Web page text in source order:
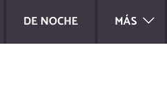
DE NOCHE MÁS